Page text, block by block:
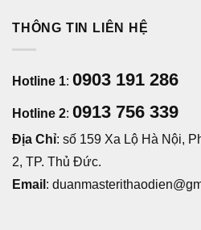
THÔNG TIN LIÊN HỆ
Hotline 1: 0903 191 286
Hotline 2: 0913 756 339
Địa Chỉ: số 159 Xa Lộ Hà Nội,
2, TP. Thủ Đức.
Email :